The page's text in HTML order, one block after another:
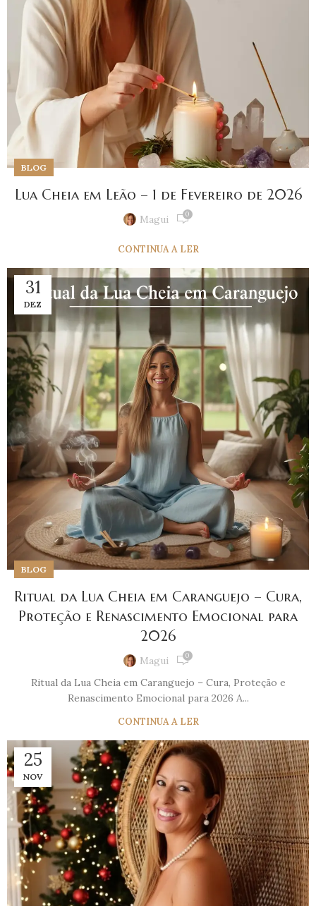
BLOG
Lua Cheia em Leão – 1 de Fevereiro de 2026
Magui 0
CONTINUA A LER
31
DEZ
BLOG
Ritual da Lua Cheia em Caranguejo – Cura,
Proteção e Renascimento Emocional para
2026
Magui 0
Ritual da Lua Cheia em Caranguejo – Cura, Proteção e
Renascimento Emocional para 2026 A...
CONTINUA A LER
25
NOV